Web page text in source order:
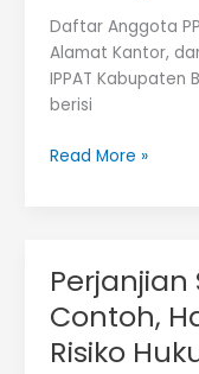
Daftar Anggota
Alamat Kantor,
IPPAT Kabupaten
berisi
Daftar
Read More »
Contoh,
Risiko